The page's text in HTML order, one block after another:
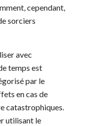
cependant,
sorciers
avec
temps est
par le
en cas de
catastrophiques.
utilisant le